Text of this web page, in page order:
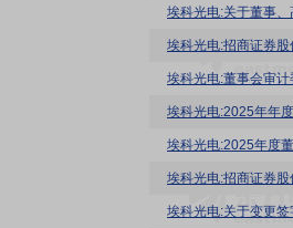
埃科光电:关于董事
埃科光电:董事会审
埃科光电:2025年年
埃科光电:2025年度
埃科光电:关于变更